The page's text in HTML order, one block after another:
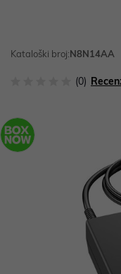
Kataloški broj:N8N14AA
(0)